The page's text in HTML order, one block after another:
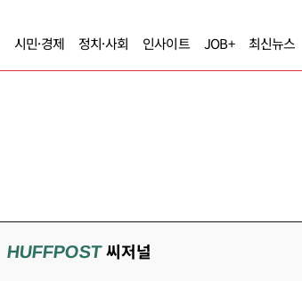
시민·경제 정치·사회 인사이트 JOB+ 최신뉴스
HUFFPOST씨저널